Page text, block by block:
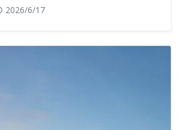
2026/6/17